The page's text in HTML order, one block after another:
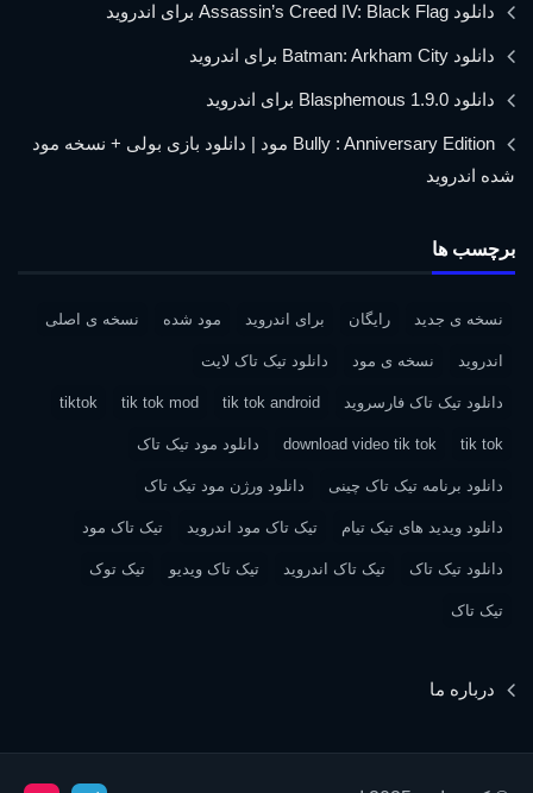
دانلود Assassin’s Creed IV: Black Flag برای اندروید
دانلود Batman: Arkham City برای اندروید
دانلود Blasphemous 1.9.0 برای اندروید
Bully : Anniversary Edition مود | دانلود بازی بولی + نسخه مود
شده اندروید
برچسب ها
نسخه ی جدید رایگان برای اندروید مود شده نسخه ی اصلی
اندروید نسخه ی مود دانلود تیک تاک لایت
دانلود تیک تاک فارسروید tik tok android
tik tok mod
tiktok
tik tok
download video tik tok دانلود مود تیک تاک
دانلود برنامه تیک تاک چینی دانلود ورژن مود تیک تاک
دانلود ویدید های تیک تیام تیک تاک مود اندروید تیک تاک مود
دانلود تیک تاک تیک تاک اندروید تیک تاک ویدیو تیک توک
تیک تاک
درباره ما